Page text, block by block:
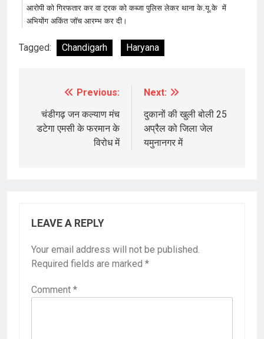
आरोपी को गिरफतार कर वा ट्रक को कब्जा पुलिस लेकर थाना के.यू.के में
अभियोंग अकिंत जॉच आरम्भ कर दी।
Tagged: Chandigarh Haryana
navigation
Previous:
चंडीगढ़ जन कल्याण मंच
डटेगा एमसी के फरमान के
विरोध में
Next:
दुकानों की खुली बोली 25
अप्रैल को जिला जेल
यमुनानगर में
LEAVE A REPLY
Your email address will not be published.
Required fields are marked *
Comment *